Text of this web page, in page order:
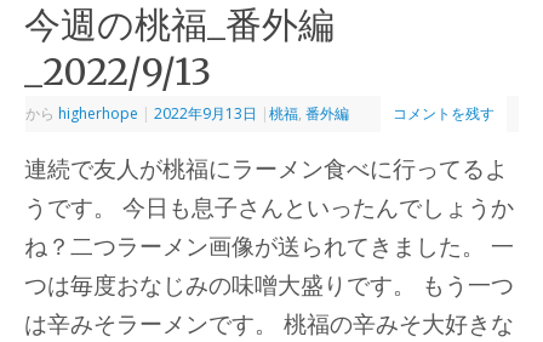
今週の桃福_番外編
_2022/9/13
から higherhope | 2022年9月13日 |桃福,番外編 コメントを残す
連続で友人が桃福にラーメン食べに行ってるよ
うです。 今日も息子さんといったんでしょうか
ね？二つラーメン画像が送られてきました。 一
つは毎度おなじみの味噌大盛りです。 もう一つ
は辛みそラーメンです。 桃福の辛みそ大好きな